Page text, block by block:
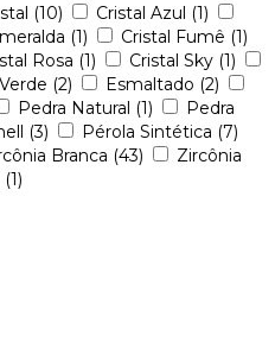
(10) Cristal Azul (1)
(1) Cristal Fumê (1)
Rosa (1) Cristal Sky (1)
(2) Esmaltado (2)
Pedra Natural (1)
Pedra
(3) Pérola Sintética (7)
Branca (43)
Zircônia
(1)